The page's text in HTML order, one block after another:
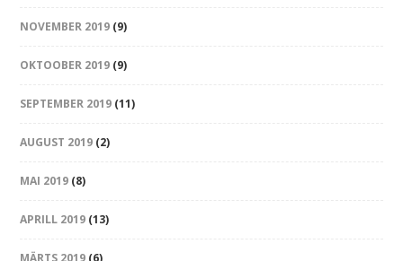
NOVEMBER 2019 (9)
OKTOOBER 2019 (9)
SEPTEMBER 2019 (11)
AUGUST 2019 (2)
MAI 2019 (8)
APRILL 2019 (13)
MÄRTS 2019 (6)